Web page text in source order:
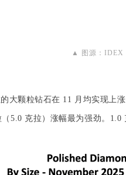
▲ 图源：IDEX
大颗粒钻石在 11 月均实现上涨
5.0 克拉）涨幅最为强劲。1.0